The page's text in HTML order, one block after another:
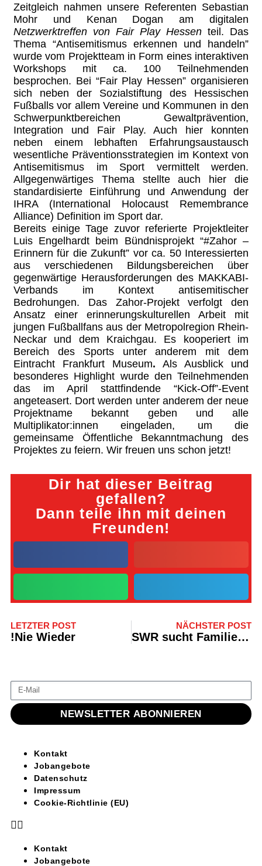
Zeitgleich nahmen unsere Referenten Sebastian
Mohr und Kenan Dogan am digitalen
Netzwerktreffen von Fair Play Hessen teil. Das
Thema “Antisemitismus erkennen und handeln”
wurde vom Projektteam in Form eines interaktiven
Workshops mit ca. 100 Teilnehmenden
besprochen. Bei “Fair Play Hessen” organisieren
sich neben der Sozialstiftung des Hessischen
Fußballs vor allem Vereine und Kommunen in den
Schwerpunktbereichen Gewaltprävention,
Integration und Fair Play. Auch hier konnten
neben einem lebhaften Erfahrungsaustausch
wesentliche Präventionsstrategien im Kontext von
Antisemitismus im Sport vermittelt werden.
Allgegenwärtiges Thema stellte auch hier die
standardisierte Einführung und Anwendung der
IHRA (International Holocaust Remembrance
Alliance) Definition im Sport dar.
Bereits einige Tage zuvor referierte Projektleiter
Luis Engelhardt beim Bündnisprojekt “#Zahor –
Erinnern für die Zukunft” vor ca. 50 Interessierten
aus verschiedenen Bildungsbereichen über
gegenwärtige Herausforderungen des MAKKABI-
Verbands im Kontext antisemitischer
Bedrohungen. Das Zahor-Projekt verfolgt den
Ansatz einer erinnerungskulturellen Arbeit mit
jungen Fußballfans aus der Metropolregion Rhein-
Neckar und dem Kraichgau. Es kooperiert im
Bereich des Sports unter anderem mit dem
Eintracht Frankfurt Museum.Als Ausblick und
besonderes Highlight wurde den Teilnehmenden
das im April stattfindende “Kick-Off”-Event
angeteasert. Dort werden unter anderem der neue
Projektname bekannt geben und alle
Multiplikator:innen eingeladen, um die
gemeinsame Öffentliche Bekanntmachung des
Projektes zu feiern. Wir freuen uns schon jetzt!
Dir hat dieser Beitrag
gefallen?
Dann teile ihn mit deinen
Freunden!
LETZTER POST
!Nie Wieder
NÄCHSTER POST
SWR sucht Familie für Rubrik “7 Tage”
NEWSLETTER ABONNIEREN
Kontakt
Jobangebote
Datenschutz
Impressum
Cookie-Richtlinie (EU)
Kontakt
Jobangebote